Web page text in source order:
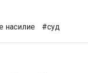
насилие #суд